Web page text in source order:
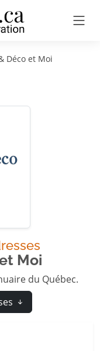
Déco et Moi
Moi
du Québec.